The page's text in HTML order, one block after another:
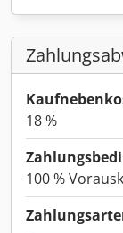
18 %
100 %